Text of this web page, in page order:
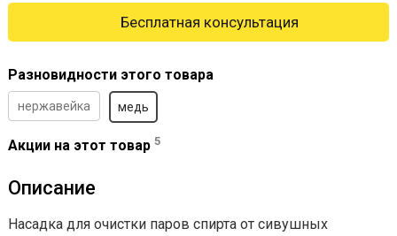
Бесплатная консультация
Разновидности этого товара
нержавейка медь
Акции на этот товар 5
Описание
Насадка для очистки паров спирта от сивушных